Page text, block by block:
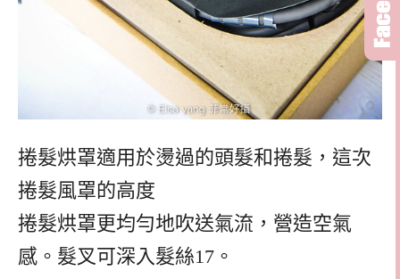
捲髮烘罩適用於燙過的頭髮和捲髮，這次
捲髮風罩的高度
捲髮烘罩更均勻地吹送氣流，營造空氣
感。髮叉可深入髮絲17。